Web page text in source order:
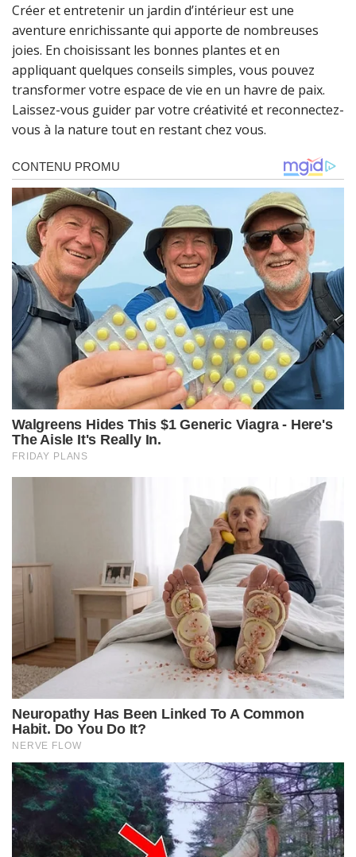
Créer et entretenir un jardin d’intérieur est une
aventure enrichissante qui apporte de nombreuses
joies. En choisissant les bonnes plantes et en
appliquant quelques conseils simples, vous pouvez
transformer votre espace de vie en un havre de paix.
Laissez-vous guider par votre créativité et reconnectez-
vous à la nature tout en restant chez vous.